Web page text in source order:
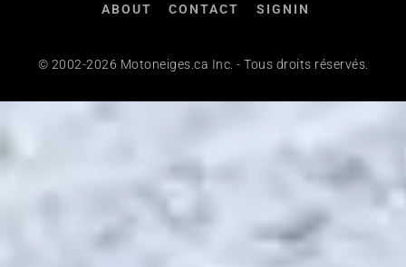
ABOUT CONTACT SIGNIN
© 2002-2026 Motoneiges.ca Inc. - Tous droits réservés.